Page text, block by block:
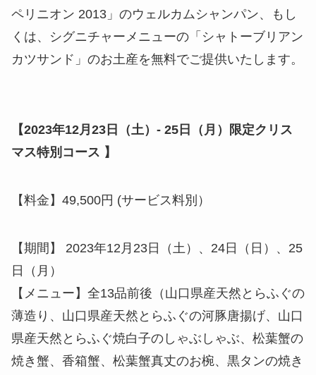
ペリニオン 2013」のウェルカムシャンパン、もし
くは、シグニチャーメニューの「シャトーブリアン
カツサンド」のお土産を無料でご提供いたします。
【2023年12月23日（土）- 25日（月）限定クリス
マス特別コース 】
【料金】49,500円 (サービス料別）
【期間】 2023年12月23日（土）、24日（日）、25
日（月）
【メニュー】全13品前後（山口県産天然とらふぐの
薄造り、山口県産天然とらふぐの河豚唐揚げ、山口
県産天然とらふぐ焼白子のしゃぶしゃぶ、松葉蟹の
焼き蟹、香箱蟹、松葉蟹真丈のお椀、黒タンの焼き